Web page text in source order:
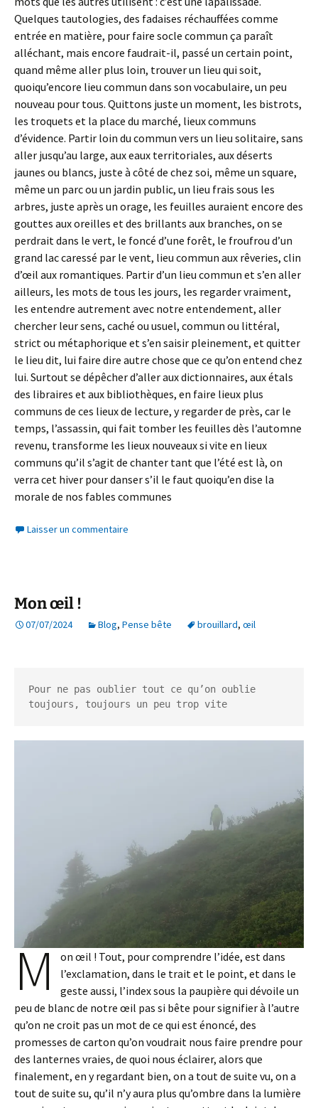
Quelques tautologies, des fadaises réchauffées comme
entrée en matière, pour faire socle commun ça paraît
alléchant, mais encore faudrait-il, passé un certain point,
quand même aller plus loin, trouver un lieu qui soit,
quoiqu’encore lieu commun dans son vocabulaire, un peu
nouveau pour tous. Quittons juste un moment, les bistrots,
les troquets et la place du marché, lieux communs
d’évidence. Partir loin du commun vers un lieu solitaire, sans
aller jusqu’au large, aux eaux territoriales, aux déserts
jaunes ou blancs, juste à côté de chez soi, même un square,
même un parc ou un jardin public, un lieu frais sous les
arbres, juste après un orage, les feuilles auraient encore des
gouttes aux oreilles et des brillants aux branches, on se
perdrait dans le vert, le foncé d’une forêt, le froufrou d’un
grand lac caressé par le vent, lieu commun aux rêveries, clin
d’œil aux romantiques. Partir d’un lieu commun et s’en aller
ailleurs, les mots de tous les jours, les regarder vraiment,
les entendre autrement avec notre entendement, aller
chercher leur sens, caché ou usuel, commun ou littéral,
strict ou métaphorique et s’en saisir pleinement, et quitter
le lieu dit, lui faire dire autre chose que ce qu’on entend chez
lui. Surtout se dépêcher d’aller aux dictionnaires, aux étals
des libraires et aux bibliothèques, en faire lieux plus
communs de ces lieux de lecture, y regarder de près, car le
temps, l’assassin, qui fait tomber les feuilles dès l’automne
revenu, transforme les lieux nouveaux si vite en lieux
communs qu’il s’agit de chanter tant que l’été est là, on
verra cet hiver pour danser s’il le faut quoiqu’en dise la
morale de nos fables communes
Laisser un commentaire
Mon œil !
07/07/2024 Blog, Pense bête brouillard, œil
Pour ne pas oublier tout ce qu’on oublie
toujours, toujours un peu trop vite
M on œil ! Tout, pour comprendre l’idée, est dans
l’exclamation, dans le trait et le point, et dans le
geste aussi, l’index sous la paupière qui dévoile un
peu de blanc de notre œil pas si bête pour signifier à l’autre
qu’on ne croit pas un mot de ce qui est énoncé, des
promesses de carton qu’on voudrait nous faire prendre pour
des lanternes vraies, de quoi nous éclairer, alors que
finalement, en y regardant bien, on a tout de suite vu, on a
tout de suite su, qu’il n’y aura plus qu’ombre dans la lumière